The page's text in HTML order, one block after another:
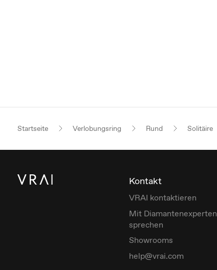
Startseite Verlobungsring Rund Solitäire
Kontakt
VRAI kontaktieren
Mit Diamantenexperten
sprechen
Showrooms
help@vrai.com